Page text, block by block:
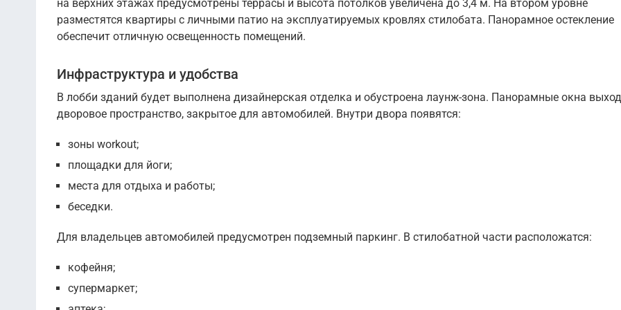
на верхних этажах предусмотрены террасы и высота потолков увеличена до 3,4 м. На втором уровне
разместятся квартиры с личными патио на эксплуатируемых кровлях стилобата. Панорамное остекление
обеспечит отличную освещенность помещений.
Инфраструктура и удобства
В лобби зданий будет выполнена дизайнерская отделка и обустроена лаунж-зона. Панорамные окна
дворовое пространство, закрытое для автомобилей. Внутри двора появятся:
зоны workout;
площадки для йоги;
места для отдыха и работы;
беседки.
Для владельцев автомобилей предусмотрен подземный паркинг. В стилобатной части расположатся:
кофейня;
супермаркет;